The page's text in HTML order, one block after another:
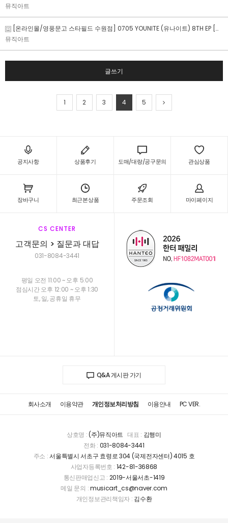
뮤직아트
[온라인몰/영풍문고 스타필드 수원점] 0705 YOUNITE (유나이트) 8TH EP [인연 : INYUN Part.1] 발매 기념 수원 공개 팬사인회
뮤직아트
글쓰기
1 2 3 4 5
공지사항 상품후기 도매/대량/공구문의 관심상품
장바구니 최근본상품 주문조회 마이페이지
CS CENTER
고객문의 > 질문과 대답
031-8084-3441
평일 오전 11:00 ~ 오후 5:00
점심시간 오후 12:00 ~ 오후 1:30
토, 일, 공휴일 휴무
Q&A 게시판 가기
회사소개 이용약관 개인정보처리방침 이용안내 PC VER.
상호명 :(주)뮤직아트 대표 : 김행미
전화 : 031-8084-3441
주소 :서울특별시 서초구 효령로 304 (국제전자센터) 4015 호
사업자등록번호 : 142-81-36868
통신판매업신고 : 2019-서울서초-1419
메일 문의 :musicart_cs@naver.com
개인정보관리책임자 : 김수환